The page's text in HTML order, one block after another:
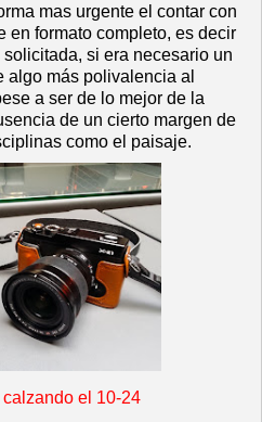
mas urgente el contar con
en formato completo, es decir
si era necesario un
algo más polivalencia al
a ser de lo mejor de la
de un cierto margen de
como el paisaje.
el 10-24